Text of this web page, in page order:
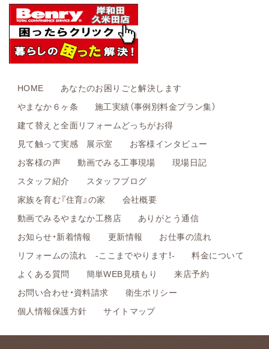
HOME
あなたのお困りごと解決します
やまなか６ヶ条
施工実績（事例別料金プラン集）
建て替えと全面リフォームどっちがお得
見て触って実感 展示室
お客様インタビュー
お客様の声
動画でみる工事現場
現場日記
スタッフ紹介
スタッフブログ
家族を育む『住育』の家
会社概要
動画でみるやまなか工務店
ありがとう通信
お知らせ・新着情報
更新情報
お仕事の流れ
リフォームの流れ -ここまでやります！-
料金について
よくある質問
簡単WEB見積もり
来店予約
お問い合わせ・資料請求
衛生ポリシー
個人情報保護方針
サイトマップ